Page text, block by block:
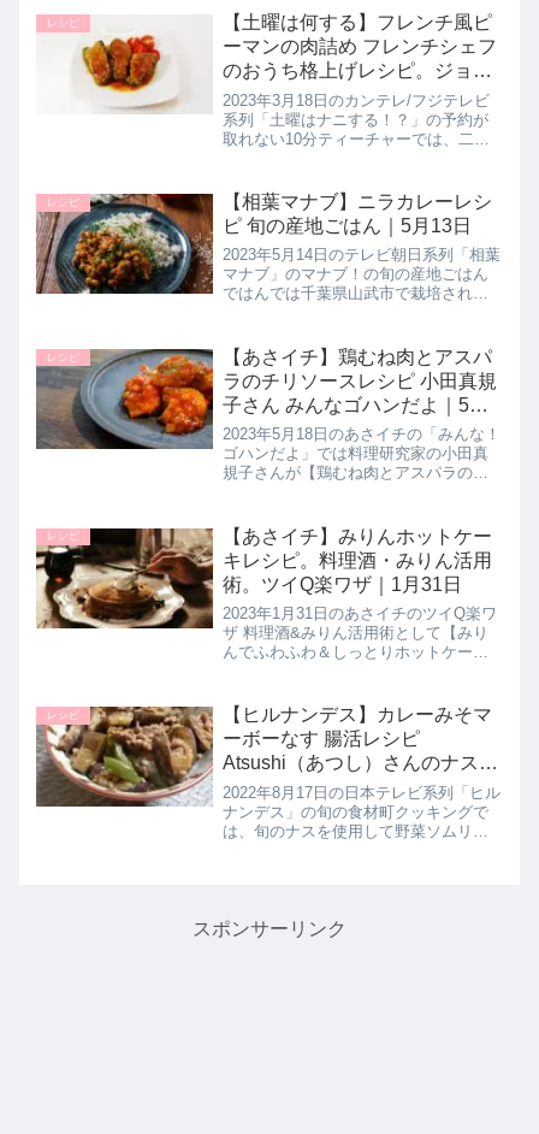
たので詳しく紹介します。旬のイワシ
を手びらきにしてフライにし...
レシピ
【土曜は何する】フレンチ風ピ
ーマンの肉詰め フレンチシェフ
のおうち格上げレシピ。ジョー
ジ先生の10分ティーチャー｜3
月18日
2023年3月18日のカンテレ/フジテレビ
系列「土曜はナニする！？」の予約が
取れない10分ティーチャーでは、二つ
レシピ【フレンチ風ピーマンの肉詰
め】の作り方を教えてくれたの...
レシピ
【相葉マナブ】ニラカレーレシ
ピ 旬の産地ごはん｜5月13日
2023年5月14日のテレビ朝日系列「相葉
マナブ」のマナブ！の旬の産地ごはん
ではんでは千葉県山武市で栽培されて
品ニラレシピ【ニラカレー】作り方を
教えてくれたので詳しく紹介し...
レシピ
【あさイチ】鶏むね肉とアスパ
ラのチリソースレシピ 小田真規
子さん みんなゴハンだよ｜5月
18日
2023年5月18日のあさイチの「みんな！
ゴハンだよ」では料理研究家の小田真
規子さんが【鶏むね肉とアスパラのチ
ズナブルな鶏肉でアレンジしてグリー
ンアスパラガスと合わせた１品...
レシピ
【あさイチ】みりんホットケー
キレシピ。料理酒・みりん活用
術。ツイQ楽ワザ｜1月31日
2023年1月31日のあさイチのツイQ楽ワ
ザ 料理酒&みりん活用術として【みり
んでふわふわ＆しっとりホットケー
フワフワ＆しっとりとした仕上がり
に。>>あさイチ記事一覧はこち...
レシピ
【ヒルナンデス】カレーみそマ
ーボーなす 腸活レシピ
Atsushi（あつし）さんのナス料
理｜8月17日
2022年8月17日の日本テレビ系列「ヒル
ナンデス」の旬の食材町クッキングで
は、旬のナスを使用して野菜ソムリエ
スポンサーリンク